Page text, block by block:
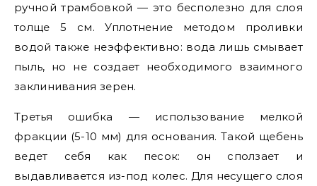
ручной трамбовкой — это бесполезно для слоя
толще 5 см. Уплотнение методом проливки
водой также неэффективно: вода лишь смывает
пыль, но не создает необходимого взаимного
заклинивания зерен.
Третья ошибка — использование мелкой
фракции (5-10 мм) для основания. Такой щебень
ведет себя как песок: он сползает и
выдавливается из-под колес. Для несущего слоя